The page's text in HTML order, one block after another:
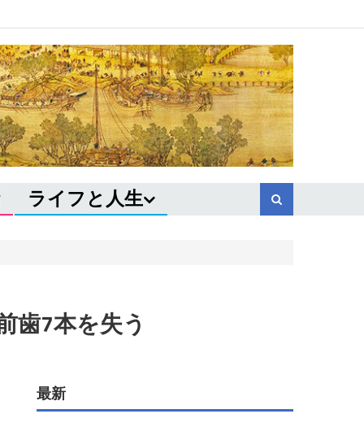
ライフと人生
歯7本を失う
最新